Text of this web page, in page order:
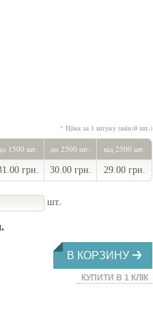
* Ціна за 1 штуку (min:0 шт.)
1500 шт. до 2500 шт. від 2500 шт.
грн. 30.00 грн. 29.00 грн.
шт.
В КОРЗИНУ
КУПИТИ В 1 КЛІК